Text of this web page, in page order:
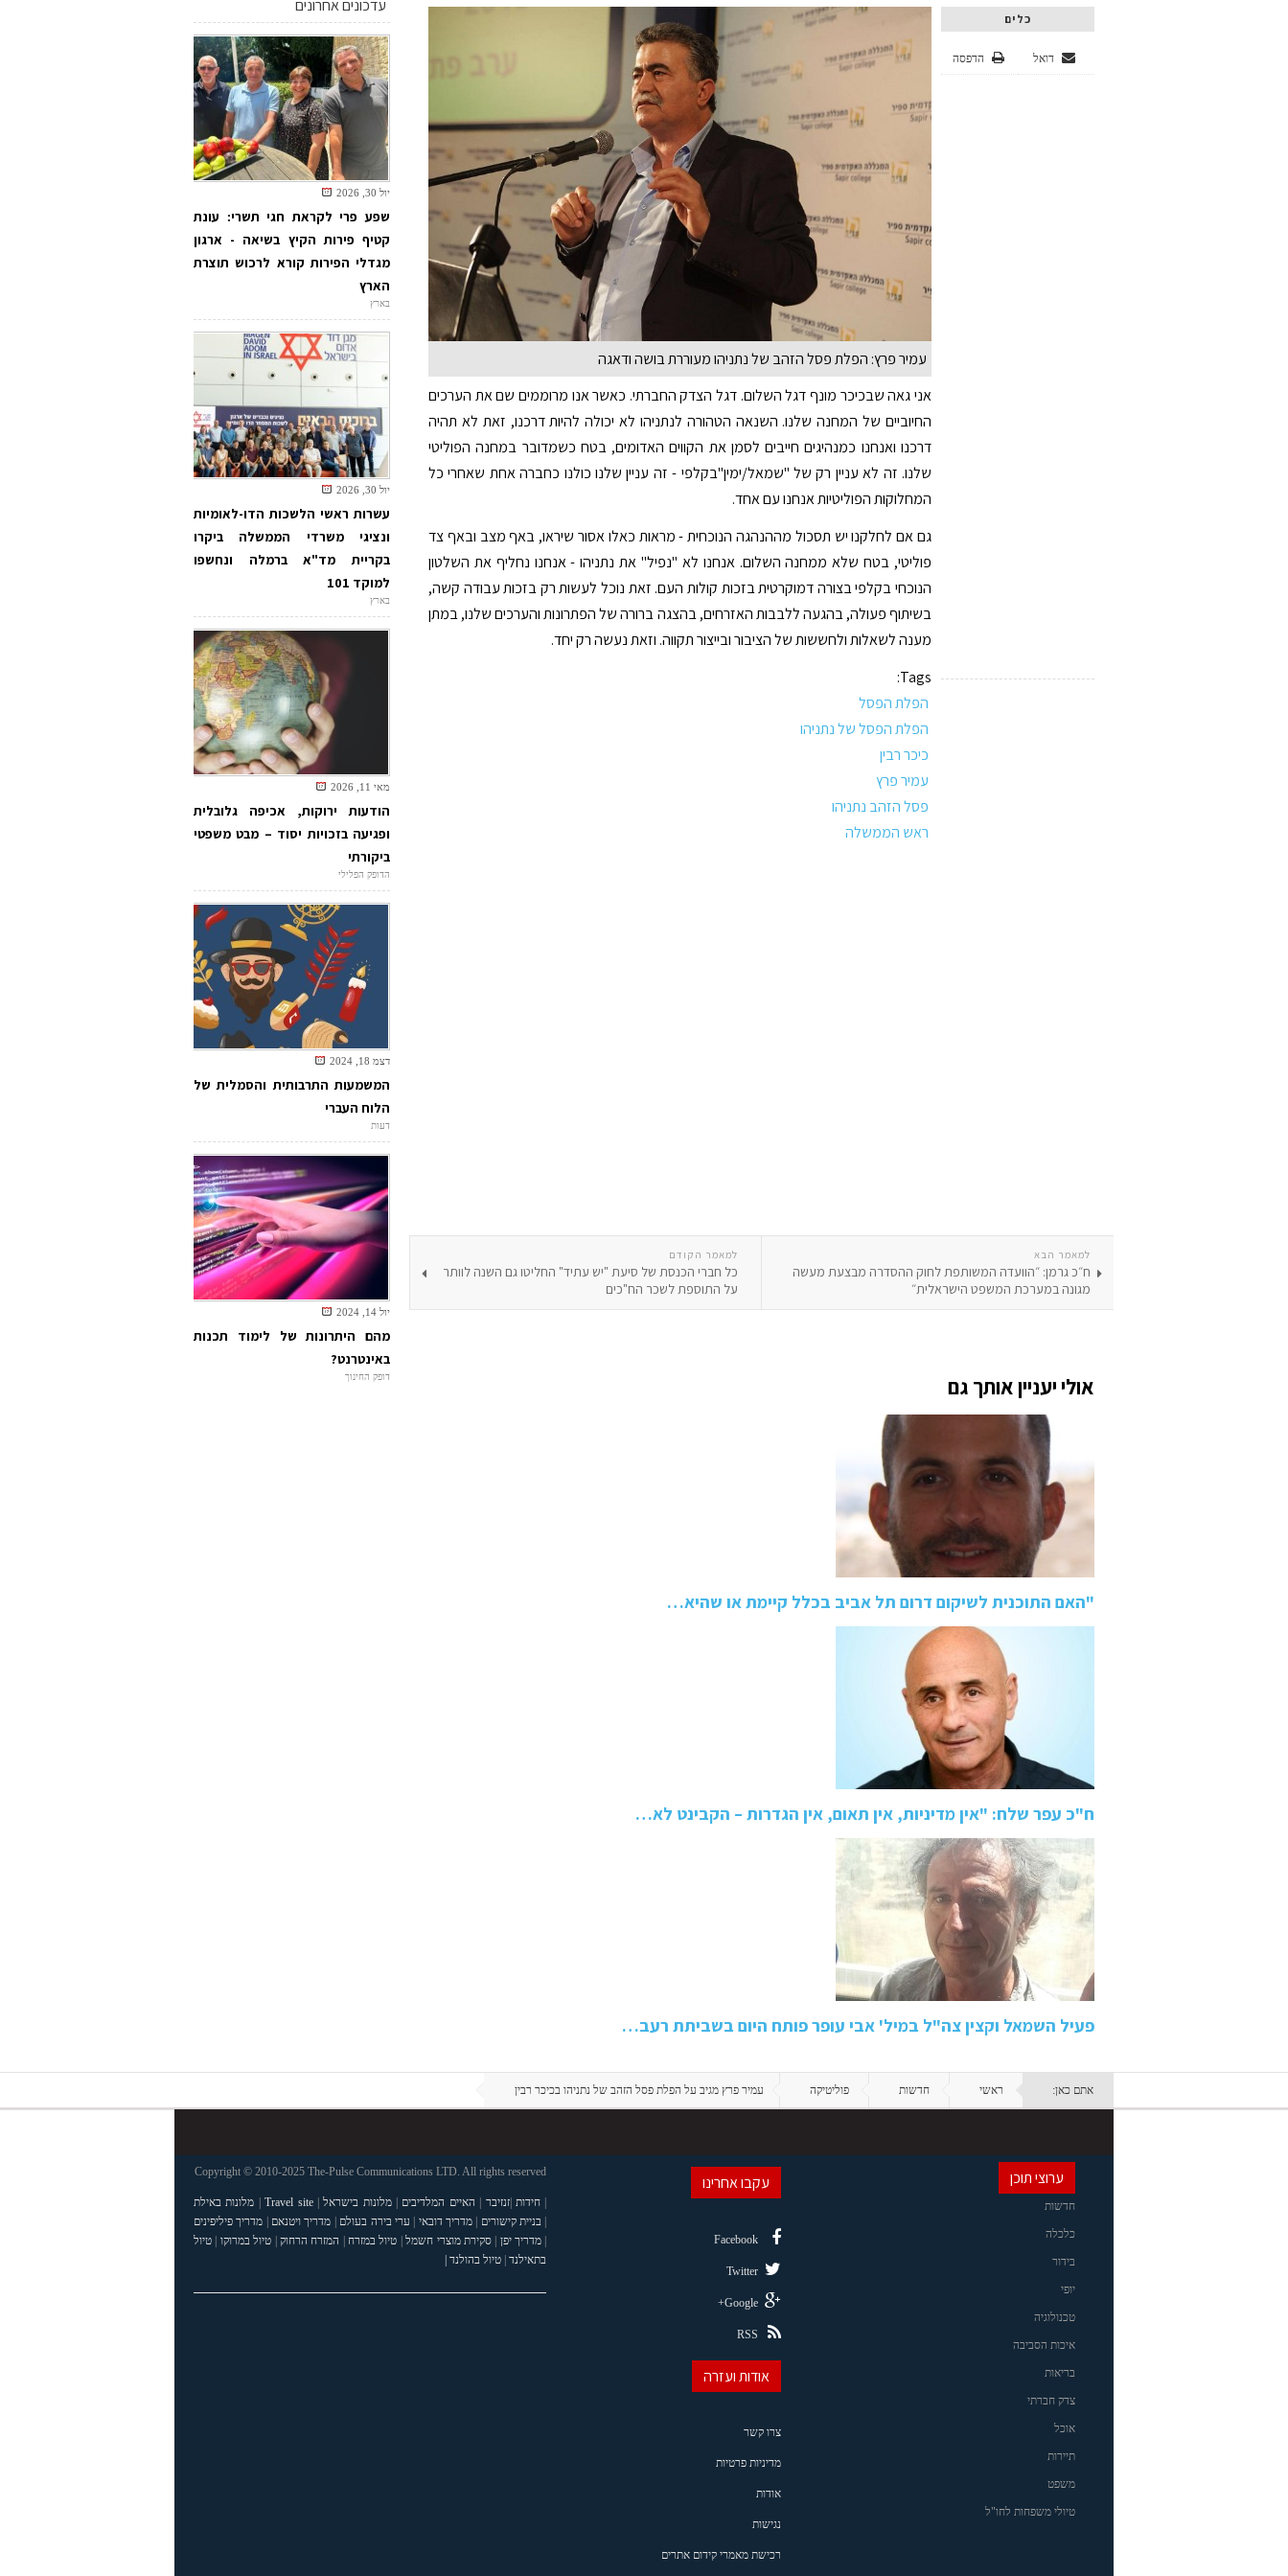
כלים
הדפסה דואל
עמיר פרץ: הפלת פסל הזהב של נתניהו מעוררת בושה ודאגה
אני גאה שבכיכר מונף דגל השלום. דגל הצדק החברתי. כאשר אנו מרוממים שם את הערכים
החיוביים של המחנה שלנו. השנאה הטהורה לנתניהו לא יכולה להיות דרכנו, זאת לא תהיה
דרכנו ואנחנו כמנהיגים חייבים לסמן את הקווים האדומים, בטח כשמדובר במחנה הפוליטי
שלנו. זה לא עניין רק של "שמאל/ימין"בקלפי - זה עניין שלנו כולנו כחברה אחת שאחרי כל
המחלוקות הפוליטיות אנחנו עם אחד.
גם אם לחלקנו יש תסכול מההנהגה הנוכחית - מראות כאלו אסור שיראו, באף מצב ובאף צד
פוליטי, בטח שלא ממחנה השלום. אנחנו לא "נפיל" את נתניהו - אנחנו נחליף את השלטון
הנוכחי בקלפי בצורה דמוקרטית בזכות קולות העם. זאת נוכל לעשות רק בזכות עבודה קשה,
בשיתוף פעולה, בהגעה ללבבות האזרחים, בהצגה ברורה של הפתרונות והערכים שלנו, במתן
מענה לשאלות ולחששות של הציבור ובייצור תקווה. וזאת נעשה רק יחד.
Tags:
הפלת הפסל
הפלת הפסל של נתניהו
כיכר רבין
עמיר פרץ
פסל הזהב נתניהו
ראש הממשלה
למאמר הקודם
כל חברי הכנסת של סיעת "יש עתיד" החליטו גם השנה לוותר
על התוספת לשכר הח"כים
למאמר הבא
ח״כ גרמן: ״הוועדה המשותפת לחוק ההסדרה מבצעת מעשה
מגונה במערכת המשפט הישראלית״
אולי יעניין אותך גם
"האם התוכנית לשיקום דרום תל אביב בכלל קיימת או שהיא…
ח"כ עפר שלח: "אין מדיניות, אין תאום, אין הגדרות – הקבינט לא…
פעיל השמאל וקצין צה"ל במיל' אבי עופר פותח היום בשביתת רעב…
עדכונים אחרונים
יול 30, 2026
שפע פרי לקראת חגי תשרי: עונת
קטיף פירות הקיץ בשיאה - ארגון
מגדלי הפירות קורא לרכוש תוצרת
הארץ
בארץ
יול 30, 2026
עשרות ראשי הלשכות הדו-לאומיות
ונציגי משרדי הממשלה ביקרו
בקריית מד"א ברמלה ונחשפו
למוקד 101
בארץ
מאי 11, 2026
הודעות ירוקות, אכיפה גלובלית
ופגיעה בזכויות יסוד – מבט משפטי
ביקורתי
הדופק הפלילי
דצמ 18, 2024
המשמעות התרבותית והסמלית של
הלוח העברי
דעות
יול 14, 2024
מהם היתרונות של לימוד תכנות
באינטרנט?
דופק החינוך
אתם כאן: ראשי חדשות פוליטיקה עמיר פרץ מגיב על הפלת פסל הזהב של נתניהו בכיכר רבין
ערוצי תוכן
חדשות
כלכלה
בידור
יופי
טכנולוגיה
איכות הסביבה
בריאות
צדק חברתי
אוכל
תיירות
משפט
טיולי משפחות לחו"ל
עקבו אחרינו
Facebook
Twitter
Google+
RSS
אודות ועזרה
צרו קשר
מדיניות פרטיות
אודות
נגישות
רכישת מאמרי קידום אתרים
Copyright © 2010-2025 The-Pulse Communications LTD. All rights reserved
חידות|זנזיבר האיים המלדיבים |מלונות בישראל|
Travel site
| מלונות באילת
בניית קישורים |מדריך דובאי ערי בירה בעולם מדריך ויטנאם
מדריך פיליפינים
מדריך יפן |סקירת מוצרי חשמל| טיול במזרח המזרח הרחוק טיול במרוקו
טיול
בתאילנד| טיול בהולנד |